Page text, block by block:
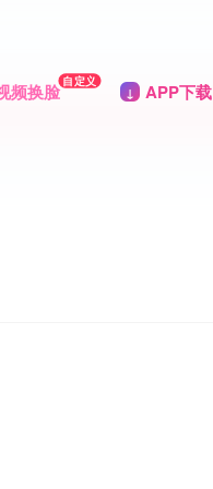
频换脸 自定义 APP下载